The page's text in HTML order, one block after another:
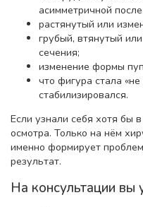
асимметричной
растянутый или
грубый, втянутый
сечения;
изменение формы
что фигура стала
стабилизировался.
Если узнали себя хотя бы
осмотра. Только на нём
именно формирует
результат.
На консультации вы